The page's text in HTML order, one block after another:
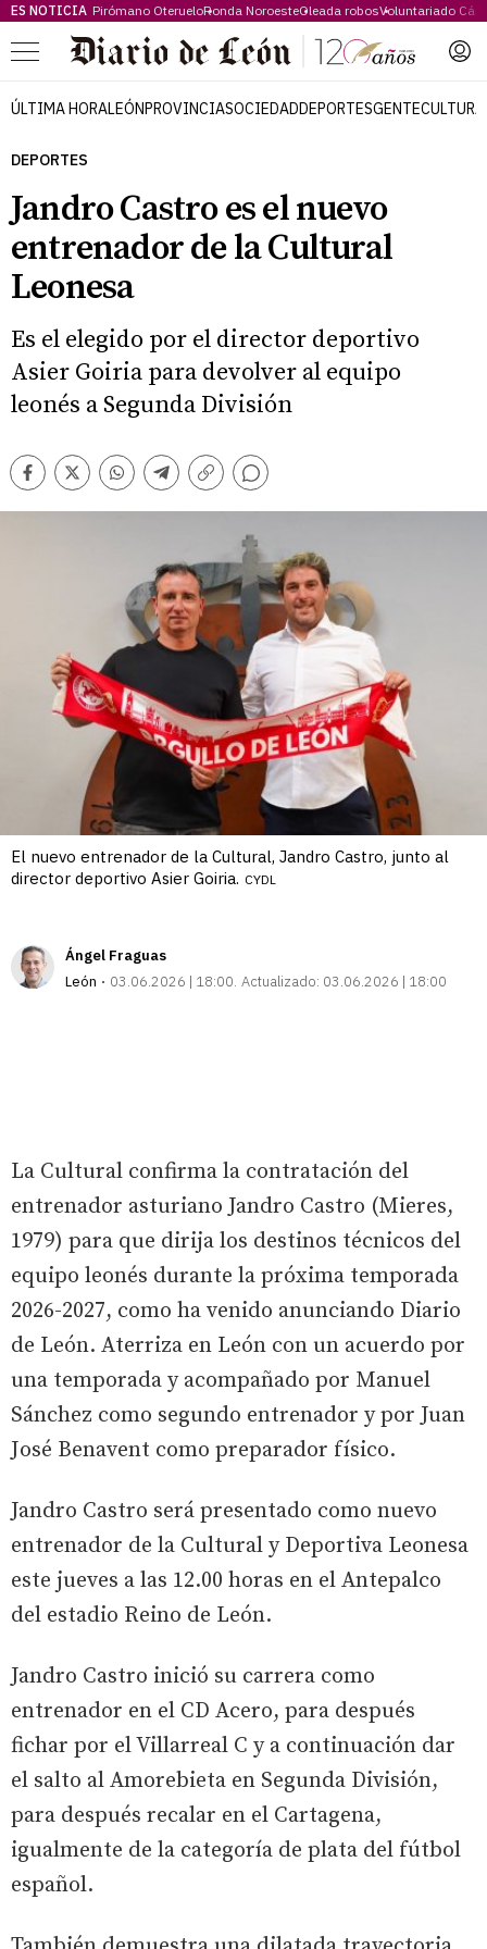
ES NOTICIA Pirómano OterueloRonda NoroesteOleada robosVoluntariado
Menú
ÚLTIMA HORALEÓNPROVINCIASOCIEDADDEPORTESGENTECULTURA
DEPORTES
Jandro Castro es el nuevo
entrenador de la Cultural
Leonesa
Es el elegido por el director deportivo
Asier Goiria para devolver al equipo
leonés a Segunda División
Facebook
TwitterWhatsappTelegram
Copiar
Comentarios
El nuevo entrenador de la Cultural, Jandro Castro, junto al
director deportivo Asier Goiria. CYDL
Ángel Fraguas
León
03.06.2026 | 18:00 Actualizado: 03.06.2026 | 18:00
La Cultural confirma la contratación del
entrenador asturiano Jandro Castro (Mieres,
1979) para que dirija los destinos técnicos del
equipo leonés durante la próxima temporada
2026-2027, como ha venido anunciando Diario
de León. Aterriza en León con un acuerdo por
una temporada y acompañado por Manuel
Sánchez como segundo entrenador y por Juan
José Benavent como preparador físico.
Jandro Castro será presentado como nuevo
entrenador de la Cultural y Deportiva Leonesa
este jueves a las 12.00 horas en el Antepalco
del estadio Reino de León.
Jandro Castro inició su carrera como
entrenador en el CD Acero, para después
fichar por el Villarreal C y a continuación dar
el salto al Amorebieta en Segunda División,
para después recalar en el Cartagena,
igualmente de la categoría de plata del fútbol
español.